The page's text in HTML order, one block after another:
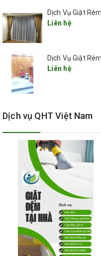
Liên hệ
Liên hệ
Dịch vụ QHT Việt Nam